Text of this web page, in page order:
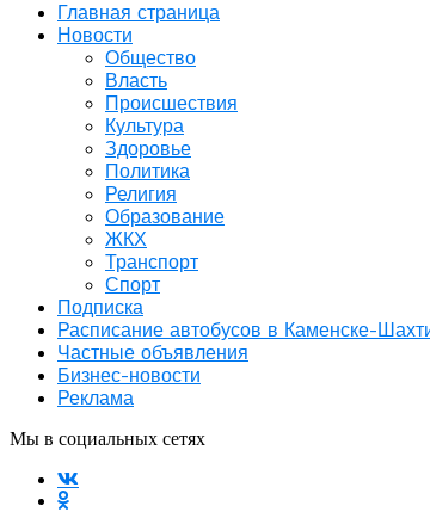
Главная страница
Новости
Общество
Власть
Происшествия
Культура
Здоровье
Политика
Религия
Образование
ЖКХ
Транспорт
Спорт
Подписка
Расписание автобусов в Каменске-
Частные объявления
Бизнес-новости
Реклама
Мы в социальных сетях